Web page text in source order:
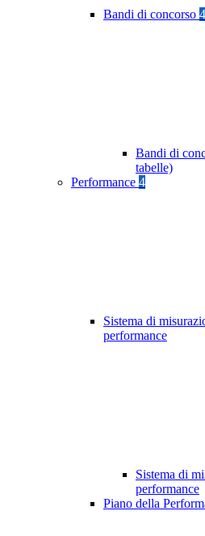
Bandi di concorso
Bandi di
tabelle)
Performance 4
Sistema di
performance
Sistema di
performance
Piano della